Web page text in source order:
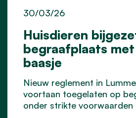
Huisdieren
begraafplaats
baasje
30/03/26
Nieuw reglement in
voortaan toegelaten op
onder strikte voorwaarden